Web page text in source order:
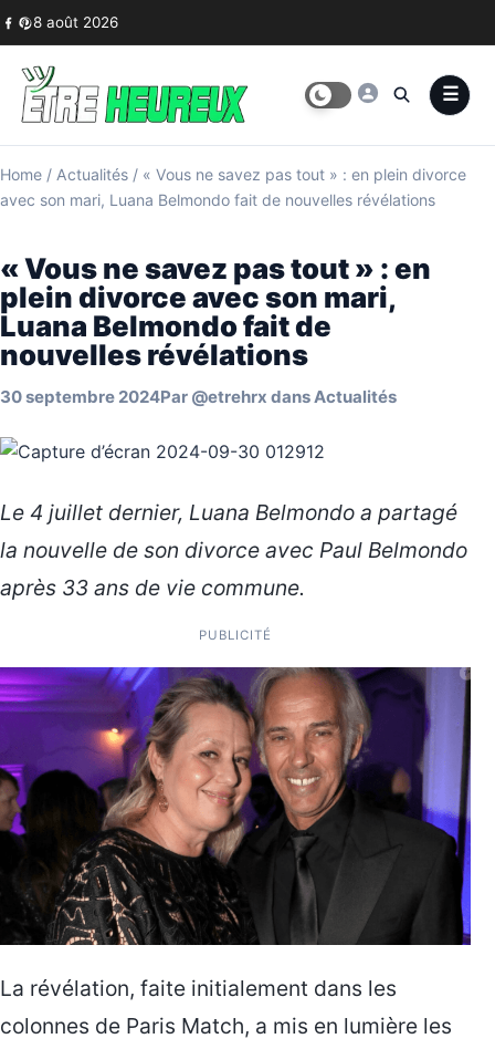
Skip to content
8 août 2026
Home / Actualités / « Vous ne savez pas tout » : en plein divorce
avec son mari, Luana Belmondo fait de nouvelles révélations
« Vous ne savez pas tout » : en
plein divorce avec son mari,
Luana Belmondo fait de
nouvelles révélations
30 septembre 2024Par @etrehrx dansActualités
Le 4 juillet dernier, Luana Belmondo a partagé
la nouvelle de son divorce avec Paul Belmondo
après 33 ans de vie commune.
PUBLICITÉ
La révélation, faite initialement dans les
colonnes de Paris Match, a mis en lumière les